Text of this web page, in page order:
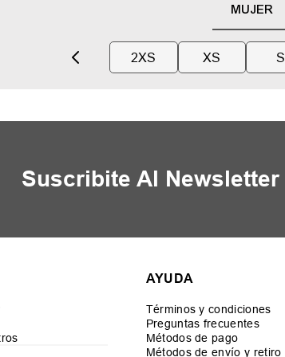
MUJER
2XS XS S
Suscribite Al Newsletter
AYUDA
Términos y condiciones
Preguntas frecuentes
Métodos de pago
Métodos de envío y retiro